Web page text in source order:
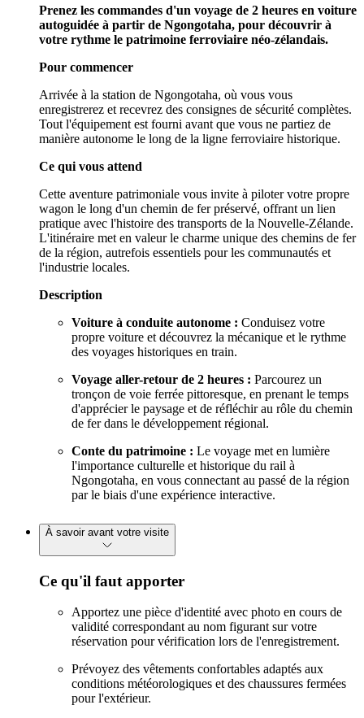
Prenez les commandes d'un voyage de 2 heures en voiture
autoguidée à partir de Ngongotaha, pour découvrir à
votre rythme le patrimoine ferroviaire néo-zélandais.
Pour commencer
Arrivée à la station de Ngongotaha, où vous vous
enregistrerez et recevrez des consignes de sécurité complètes.
Tout l'équipement est fourni avant que vous ne partiez de
manière autonome le long de la ligne ferroviaire historique.
Ce qui vous attend
Cette aventure patrimoniale vous invite à piloter votre propre
wagon le long d'un chemin de fer préservé, offrant un lien
pratique avec l'histoire des transports de la Nouvelle-Zélande.
L'itinéraire met en valeur le charme unique des chemins de fer
de la région, autrefois essentiels pour les communautés et
l'industrie locales.
Description
Voiture à conduite autonome : Conduisez votre
propre voiture et découvrez la mécanique et le rythme
des voyages historiques en train.
Voyage aller-retour de 2 heures : Parcourez un
tronçon de voie ferrée pittoresque, en prenant le temps
d'apprécier le paysage et de réfléchir au rôle du chemin
de fer dans le développement régional.
Conte du patrimoine : Le voyage met en lumière
l'importance culturelle et historique du rail à
Ngongotaha, en vous connectant au passé de la région
par le biais d'une expérience interactive.
À savoir avant votre visite
Ce qu'il faut apporter
Apportez une pièce d'identité avec photo en cours de
validité correspondant au nom figurant sur votre
réservation pour vérification lors de l'enregistrement.
Prévoyez des vêtements confortables adaptés aux
conditions météorologiques et des chaussures fermées
pour l'extérieur.